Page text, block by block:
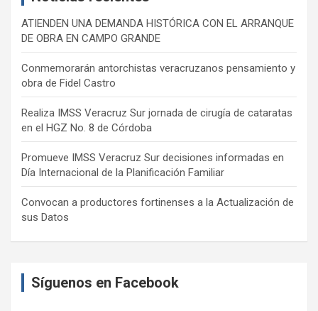
ATIENDEN UNA DEMANDA HISTÓRICA CON EL ARRANQUE
DE OBRA EN CAMPO GRANDE
Conmemorarán antorchistas veracruzanos pensamiento y
obra de Fidel Castro
Realiza IMSS Veracruz Sur jornada de cirugía de cataratas
en el HGZ No. 8 de Córdoba
Promueve IMSS Veracruz Sur decisiones informadas en
Día Internacional de la Planificación Familiar
Convocan a productores fortinenses a la Actualización de
sus Datos
Síguenos en Facebook